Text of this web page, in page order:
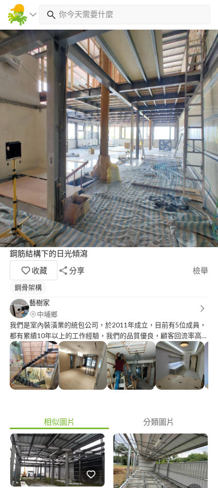
鋼筋結構下的日光傾瀉
收藏
分享 檢舉
鋼骨架構
藝樹家
中埔鄉
我們是室內裝潢業的統包公司，於2011年成立，目前有5位成員，
都有累績10年以上的工作經驗，我們的品質優良，顧客回流率高，
單價行情優恵，服務態度絕對讓客戶滿意。
相似圖片 分類圖片